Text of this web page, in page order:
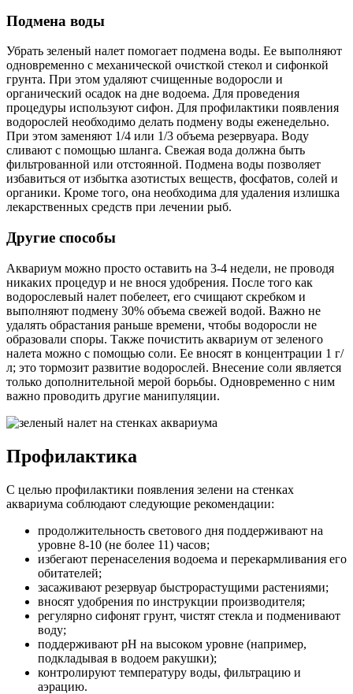
Подмена воды
Убрать зеленый налет помогает подмена воды. Ее выполняют
одновременно с механической очисткой стекол и сифонкой
грунта. При этом удаляют счищенные водоросли и
органический осадок на дне водоема. Для проведения
процедуры используют сифон. Для профилактики появления
водорослей необходимо делать подмену воды еженедельно.
При этом заменяют 1/4 или 1/3 объема резервуара. Воду
сливают с помощью шланга. Свежая вода должна быть
фильтрованной или отстоянной. Подмена воды позволяет
избавиться от избытка азотистых веществ, фосфатов, солей и
органики. Кроме того, она необходима для удаления излишка
лекарственных средств при лечении рыб.
Другие способы
Аквариум можно просто оставить на 3-4 недели, не проводя
никаких процедур и не внося удобрения. После того как
водорослевый налет побелеет, его счищают скребком и
выполняют подмену 30% объема свежей водой. Важно не
удалять обрастания раньше времени, чтобы водоросли не
образовали споры. Также почистить аквариум от зеленого
налета можно с помощью соли. Ее вносят в концентрации 1 г/
л; это тормозит развитие водорослей. Внесение соли является
только дополнительной мерой борьбы. Одновременно с ним
важно проводить другие манипуляции.
Профилактика
С целью профилактики появления зелени на стенках
аквариума соблюдают следующие рекомендации:
продолжительность светового дня поддерживают на
уровне 8-10 (не более 11) часов;
избегают перенаселения водоема и перекармливания его
обитателей;
засаживают резервуар быстрорастущими растениями;
вносят удобрения по инструкции производителя;
регулярно сифонят грунт, чистят стекла и подменивают
воду;
поддерживают рН на высоком уровне (например,
подкладывая в водоем ракушки);
контролируют температуру воды, фильтрацию и
аэрацию.